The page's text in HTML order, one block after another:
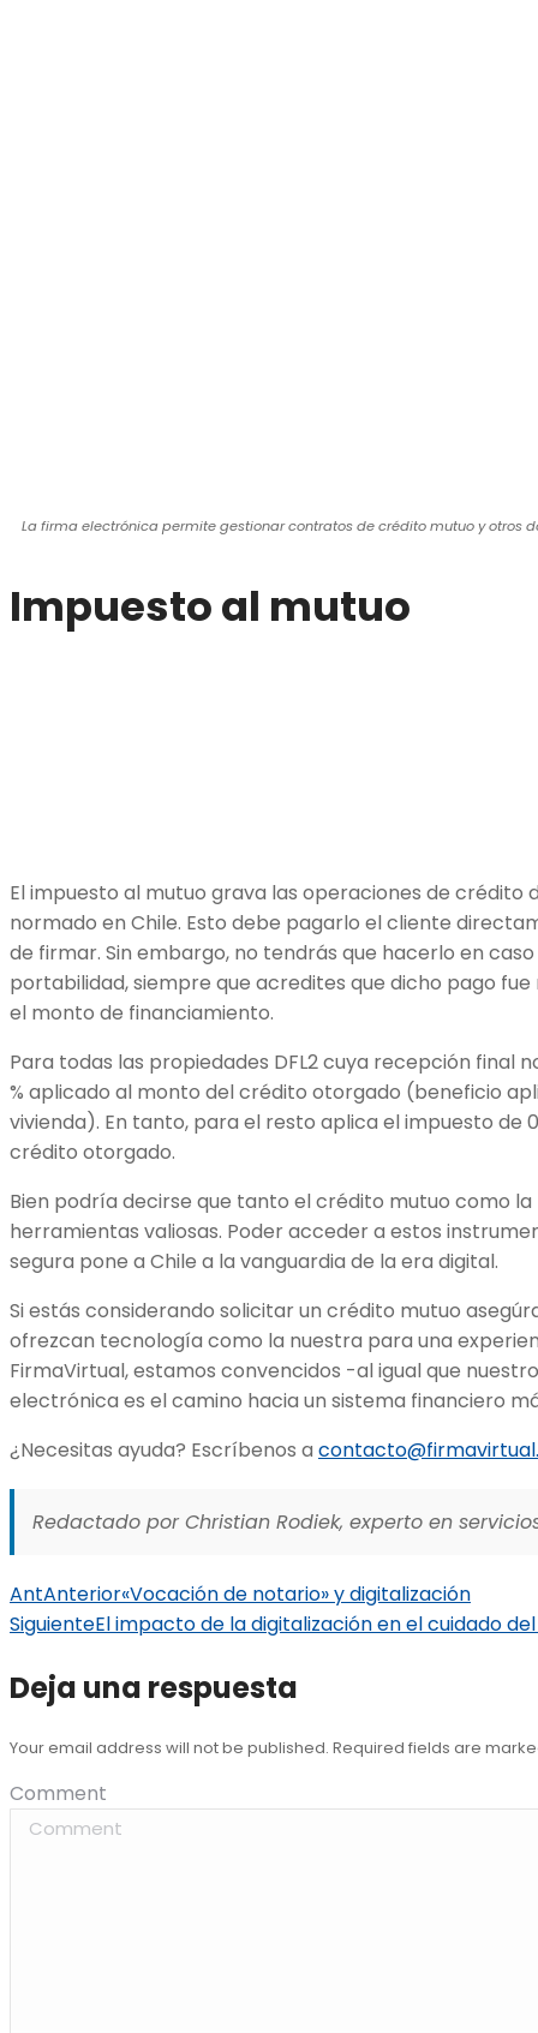
La firma electrónica permite gestionar contratos de crédito mutuo y otros
Impuesto al mutuo
El impuesto al mutuo grava las operaciones de crédito
normado en Chile. Esto debe pagarlo el cliente
de firmar. Sin embargo, no tendrás que hacerlo en
portabilidad, siempre que acredites que dicho pago
el monto de financiamiento.
Para todas las propiedades DFL2 cuya recepción final
% aplicado al monto del crédito otorgado (beneficio
vivienda). En tanto, para el resto aplica el impuesto de
crédito otorgado.
Bien podría decirse que tanto el crédito mutuo como
herramientas valiosas. Poder acceder a estos
segura pone a Chile a la vanguardia de la era digital.
Si estás considerando solicitar un crédito mutuo
ofrezcan tecnología como la nuestra para una
FirmaVirtual, estamos convencidos -al igual que
electrónica es el camino hacia un sistema financiero
¿Necesitas ayuda? Escríbenos a
Redactado por Christian Rodiek, experto en
AntAnterior«Vocación de notario» y digitalización
SiguienteEl impacto de la digitalización en el cuidado
Deja una respuesta
Your email address will not be published. Required fields are
Comment